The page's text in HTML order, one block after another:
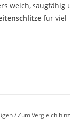
weich, saugfähig
für viel
/Zum Vergleich